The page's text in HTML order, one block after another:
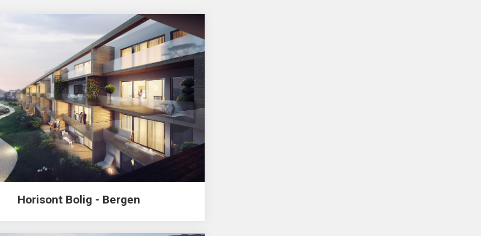
Horisont Bolig - Bergen